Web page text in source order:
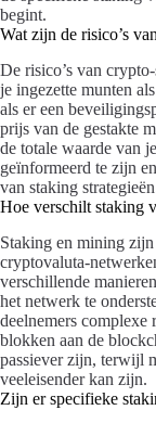
begint.
Wat zijn de risico’s
De risico’s van
je ingezette munten
als er een
prijs van de gestakte
de totale waarde van
geïnformeerd te zijn
van staking
Hoe verschilt staking
Staking en mining
cryptovaluta-
verschillende
het netwerk te
deelnemers complexe
blokken aan de
passiever zijn, terwijl
veeleisender kan zijn.
Zijn er specifieke